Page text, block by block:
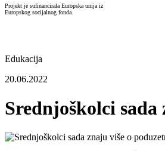
Projekt je sufinancirala Europska unija iz
Europskog socijalnog fonda.
Edukacija
20.06.2022
Srednjoškolci